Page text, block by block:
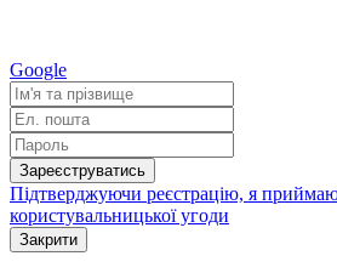
Google
Зареєструватись
Підтверджуючи реєстрацію, я
користувальницької угоди
Закрити